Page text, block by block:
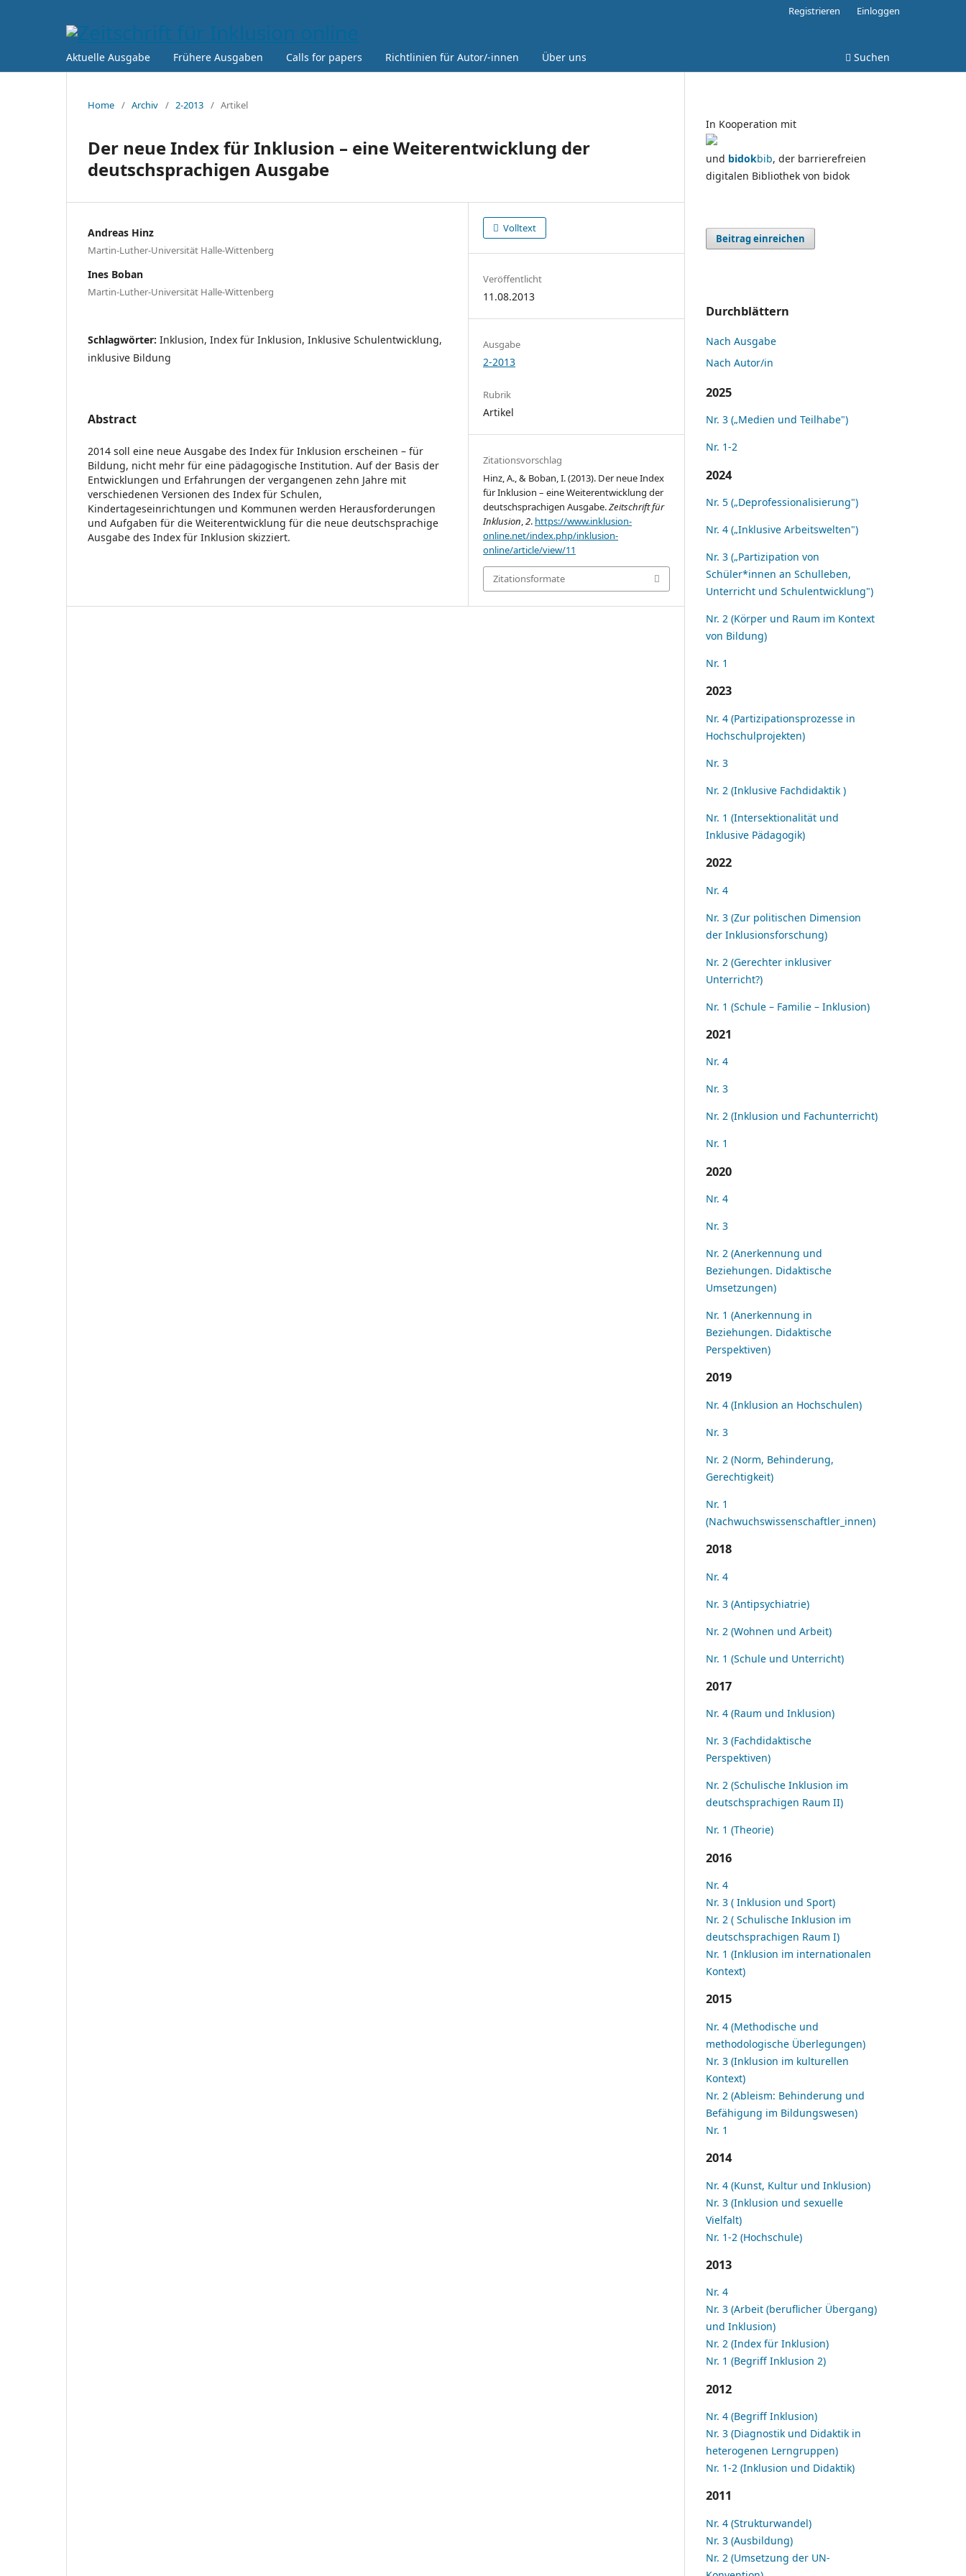
Aktuelle Ausgabe Frühere Ausgaben Calls for papers Richtlinien für Autor/-innen Über uns Suchen
Registrieren Einloggen
Home / Archiv / 2-2013 / Artikel
Der neue Index für Inklusion – eine Weiterentwicklung der
deutschsprachigen Ausgabe
Andreas Hinz
Martin-Luther-Universität Halle-Wittenberg
Ines Boban
Martin-Luther-Universität Halle-Wittenberg
Schlagwörter: Inklusion, Index für Inklusion, Inklusive Schulentwicklung,
inklusive Bildung
Abstract
2014 soll eine neue Ausgabe des Index für Inklusion erscheinen – für
Bildung, nicht mehr für eine pädagogische Institution. Auf der Basis der
Entwicklungen und Erfahrungen der vergangenen zehn Jahre mit
verschiedenen Versionen des Index für Schulen,
Kindertageseinrichtungen und Kommunen werden Herausforderungen
und Aufgaben für die Weiterentwicklung für die neue deutschsprachige
Ausgabe des Index für Inklusion skizziert.
Volltext
Veröffentlicht
11.08.2013
Ausgabe
2-2013
Rubrik
Artikel
Zitationsvorschlag
Hinz, A., & Boban, I. (2013). Der neue Index
für Inklusion – eine Weiterentwicklung der
deutschsprachigen Ausgabe.Zeitschrift für
Inklusion,2. https://www.inklusion-
online.net/index.php/inklusion-
online/article/view/11
Zitationsformate
In Kooperation mit
und bidokbib, der barrierefreien
digitalen Bibliothek von bidok
Beitrag einreichen
Durchblättern
Nach Ausgabe
Nach Autor/in
2025
Nr. 3 („Medien und Teilhabe")
Nr. 1-2
2024
Nr. 5 („Deprofessionalisierung")
Nr. 4 („Inklusive Arbeitswelten")
Nr. 3 („Partizipation von
Schüler*innen an Schulleben,
Unterricht und Schulentwicklung")
Nr. 2 (Körper und Raum im Kontext
von Bildung)
Nr. 1
2023
Nr. 4 (Partizipationsprozesse in
Hochschulprojekten)
Nr. 3
Nr. 2 (Inklusive Fachdidaktik )
Nr. 1 (Intersektionalität und
Inklusive Pädagogik)
2022
Nr. 4
Nr. 3 (Zur politischen Dimension
der Inklusionsforschung)
Nr. 2 (Gerechter inklusiver
Unterricht?)
Nr. 1 (Schule – Familie – Inklusion)
2021
Nr. 4
Nr. 3
Nr. 2 (Inklusion und Fachunterricht)
Nr. 1
2020
Nr. 4
Nr. 3
Nr. 2 (Anerkennung und
Beziehungen. Didaktische
Umsetzungen)
Nr. 1 (Anerkennung in
Beziehungen. Didaktische
Perspektiven)
2019
Nr. 4 (Inklusion an Hochschulen)
Nr. 3
Nr. 2 (Norm, Behinderung,
Gerechtigkeit)
Nr. 1
(Nachwuchswissenschaftler_innen)
2018
Nr. 4
Nr. 3 (Antipsychiatrie)
Nr. 2 (Wohnen und Arbeit)
Nr. 1 (Schule und Unterricht)
2017
Nr. 4 (Raum und Inklusion)
Nr. 3 (Fachdidaktische
Perspektiven)
Nr. 2 (Schulische Inklusion im
deutschsprachigen Raum II)
Nr. 1 (Theorie)
2016
Nr. 4
Nr. 3 ( Inklusion und Sport)
Nr. 2 ( Schulische Inklusion im
deutschsprachigen Raum I)
Nr. 1 (Inklusion im internationalen
Kontext)
2015
Nr. 4 (Methodische und
methodologische Überlegungen)
Nr. 3 (Inklusion im kulturellen
Kontext)
Nr. 2 (Ableism: Behinderung und
Befähigung im Bildungswesen)
Nr. 1
2014
Nr. 4 (Kunst, Kultur und Inklusion)
Nr. 3 (Inklusion und sexuelle
Vielfalt)
Nr. 1-2 (Hochschule)
2013
Nr. 4
Nr. 3 (Arbeit (beruflicher Übergang)
und Inklusion)
Nr. 2 (Index für Inklusion)
Nr. 1 (Begriff Inklusion 2)
2012
Nr. 4 (Begriff Inklusion)
Nr. 3 (Diagnostik und Didaktik in
heterogenen Lerngruppen)
Nr. 1-2 (Inklusion und Didaktik)
2011
Nr. 4 (Strukturwandel)
Nr. 3 (Ausbildung)
Nr. 2 (Umsetzung der UN-